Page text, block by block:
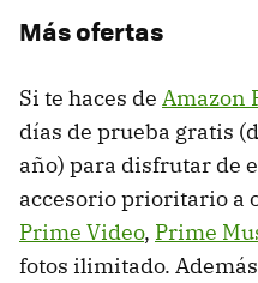
Más ofertas
Si te haces de Amazon
días de prueba gratis
año) para disfrutar de
accesorio prioritario a
Prime Video, Prime
fotos ilimitado.